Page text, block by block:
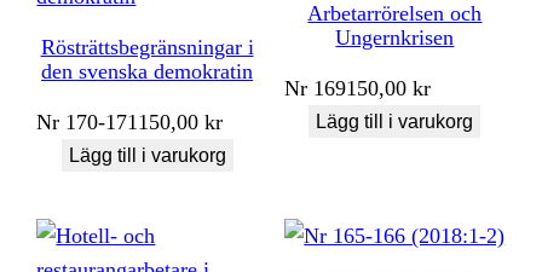
Rösträttsbegränsningar i
den svenska demokratin
Nr 170-171150,00kr
Lägg till i varukorg
Arbetarrörelsen och
Ungernkrisen
Nr 169150,00kr
Lägg till i varukorg